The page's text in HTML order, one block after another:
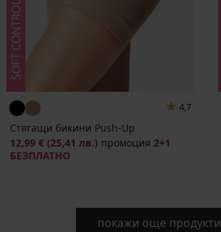
4,7
Стягащи бикини Push-Up
12,99 € (25,41 лв.) промоция 2+1
БЕЗПЛАТНО
покажи още продукти